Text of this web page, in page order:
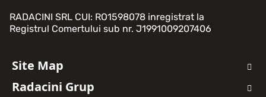
RADACINI SRL CUI: RO1598078 inregistrat la
Registrul Comertului sub nr. J1991009207406
Site Map
Auto Rulate
Radacini Grup